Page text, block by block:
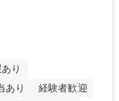
り
あり
経験者歓迎